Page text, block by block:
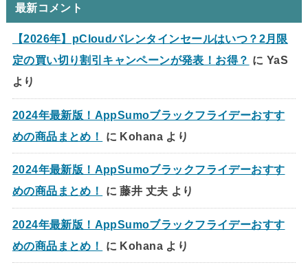
最新コメント
【2026年】pCloudバレンタインセールはいつ？2月限
定の買い切り割引キャンペーンが発表！お得？ に YaS
より
2024年最新版！AppSumoブラックフライデーおすす
めの商品まとめ！
に Kohanaより
2024年最新版！AppSumoブラックフライデーおすす
めの商品まとめ！
に藤井 丈夫 より
2024年最新版！AppSumoブラックフライデーおすす
めの商品まとめ！
に Kohanaより